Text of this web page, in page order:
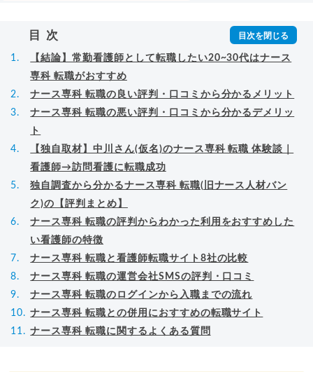
目次
【結論】常勤看護師として転職したい20~30代はナース
専科 転職がおすすめ
ナース専科 転職の良い評判・口コミから分かるメリット
ナース専科 転職の悪い評判・口コミから分かるデメリッ
ト
【独自取材】中川さん(仮名)のナース専科 転職 体験談｜
看護師→訪問看護に転職成功
独自調査から分かるナース専科 転職(旧ナース人材バン
ク)の【評判まとめ】
ナース専科 転職の評判からわかった利用をおすすめした
い看護師の特徴
ナース専科 転職と看護師転職サイト8社の比較
ナース専科 転職の運営会社SMSの評判・口コミ
ナース専科 転職のログインから入職までの流れ
ナース専科 転職との併用におすすめの転職サイト
ナース専科 転職に関するよくある質問